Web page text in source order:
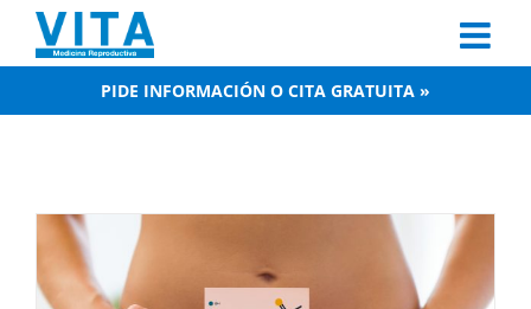
content
PIDE INFORMACIÓN O CITA GRATUITA »